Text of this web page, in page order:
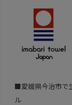
■愛媛県今治市で
ル